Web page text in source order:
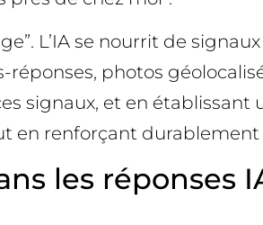
L’IA se nourrit de
réponses, photos
signaux, et en établissant
en renforçant durablement
les réponses